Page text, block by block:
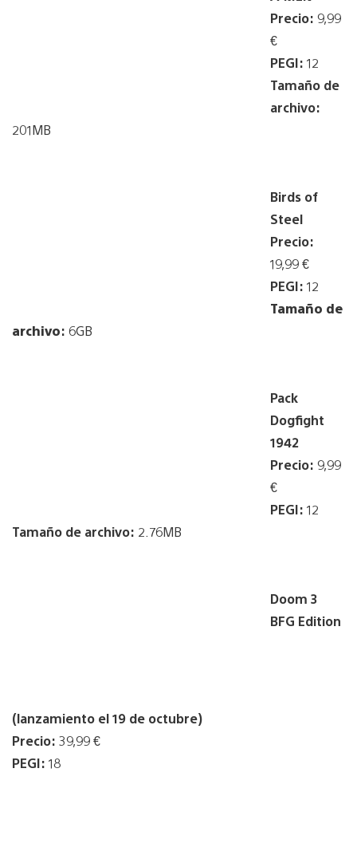
Precio: 9,99
€
PEGI: 12
Tamaño de
archivo:
201MB
Birds of
Steel
Precio:
19,99 €
PEGI: 12
Tamaño de
archivo: 6GB
Pack
Dogfight
1942
Precio: 9,99
€
PEGI: 12
Tamaño de archivo: 2.76MB
Doom 3
BFG Edition
(lanzamiento el 19 de octubre)
Precio: 39,99 €
PEGI: 18